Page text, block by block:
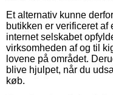
Et alternativ kunne
butikken er verificeret
internet selskabet
virksomheden af og til
lovene på området.
blive hjulpet, når du
køb.